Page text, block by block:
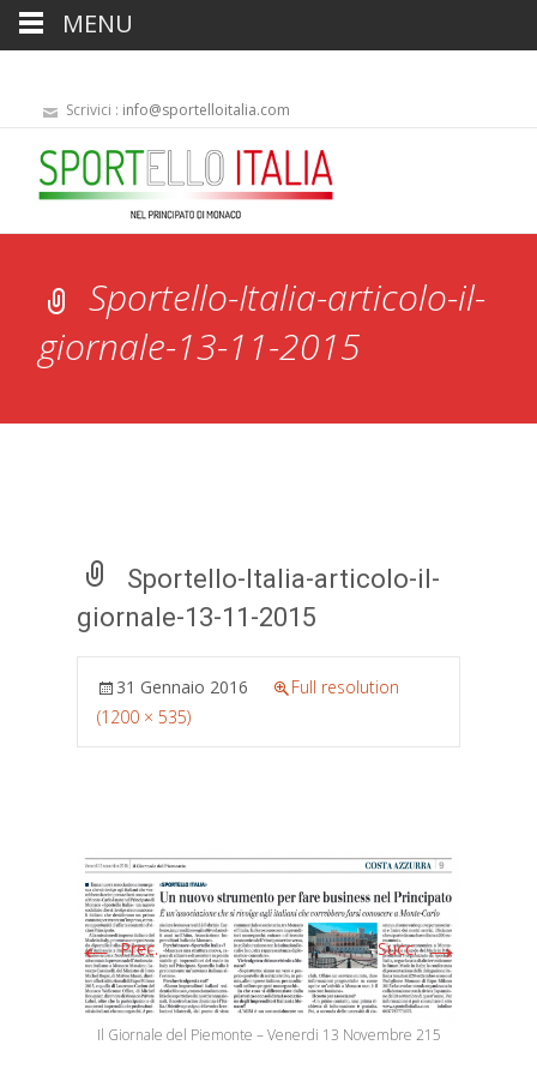
Scrivici : info@sportelloitalia.com
Sportello-Italia-articolo-il-
giornale-13-11-2015
Sportello-Italia-articolo-il-
giornale-13-11-2015
31 Gennaio 2016
Full resolution
(1200 × 535)
←Prec. Succ.→
Il Giornale del Piemonte – Venerdi 13 Novembre 215
MENU